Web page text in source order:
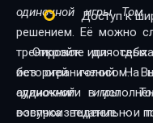
решением. Её можно
тренировок или
без ограничений. На
аудиокниги в
озвучка тщательно
Доступ к
Откройте для себя
историей голосом.
воспроизведение - и